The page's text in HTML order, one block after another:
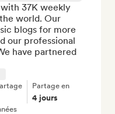
37K weekly
world. Our
blogs for more
our professional
have partnered
Partage en
4 jours